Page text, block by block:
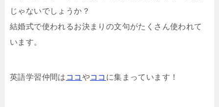
じゃないでしょうか？
結婚式で使われるお決まりの文句がたくさん使われて
います。
英語学習仲間は ココ やココ に集まっています！